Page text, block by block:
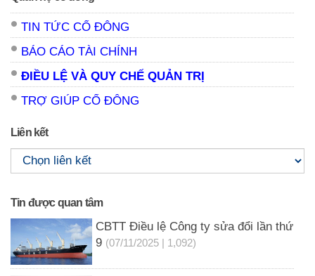
TIN TỨC CỔ ĐÔNG
BÁO CÁO TÀI CHÍNH
ĐIỀU LỆ VÀ QUY CHẾ QUẢN TRỊ
TRỢ GIÚP CỔ ĐÔNG
Liên kết
Tin được quan tâm
CBTT Điều lệ Công ty sửa đổi lần thứ
9 (07/11/2025 | 1,092)